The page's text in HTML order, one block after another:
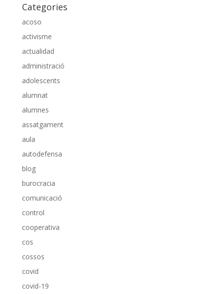
Categories
acoso
activisme
actualidad
administració
adolescents
alumnat
alumnes
assatgament
aula
autodefensa
blog
burocracia
comunicació
control
cooperativa
cos
cossos
covid
covid-19